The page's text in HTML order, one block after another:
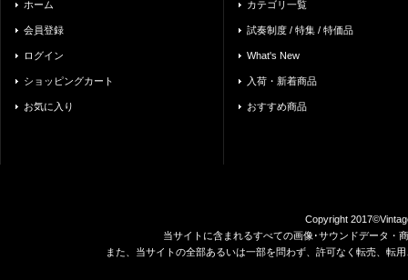
ホーム
会員登録
ログイン
ショッピングカート
お気に入り
カテゴリ一覧
試奏制度 / 特集 / 特価品
What's New
入荷・新着商品
おすすめ商品
Copyright
当サイトに含まれるすべての画像･サウンドデータ・
また、当サイトの全部あるいは一部を問わず、許可なく転売、転